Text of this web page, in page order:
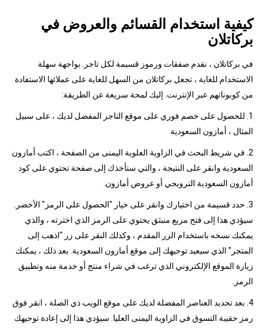
كيفية استخدام القسائم والعروض في
بركاتلان
في بركاتلان ، نقدم صفقات ورموز قسيمة لكل تاجر. بواجهة سهلة
الاستخدام للغاية ، تجعل بركاتلان من السهل للغاية على عملائها الاستفادة
من كوبوناتهم عبر الإنترنت. إليك لمحة سريعة عن الطريقة:
1. للحصول على خصم فوري على موقع التاجر المفضل لديك ، على سبيل
المثال ، أمازون السعودية
2. في شريط البحث في الزاوية العلوية اليمنى من الصفحة ، اكتب أمازون
السعودية وانقر على النتيجة ، والتي ستأخذك إلى صفحة تحتوي على كود
أمازون السعودية الترويجي أو عروض أمازون.
3. حدد قسيمة من اختيارك وانقر على خيار "الحصول على الرمز" الأخضر.
سيؤدي هذا إلى فتح مربع منبثق يحتوي على الرمز الذي اخترته ، والذي
يمكنك نسخه باستخدام الزر المقدم ، وكذلك النقر على زر "اذهب إلى
المتجر" الذي سيعيد توجيهك إلى موقع أمازون السعودية. بعد ذلك ، يمكنك
زيارة الموقع الإلكتروني الذي ترغب في شراء منتج أو خدمة منه وتطبيق
الرمز.
4. بعد تحديد العناصر المفضلة لديك على موقع الويب ذي الصلة ، انقر فوق
رمز حقيبة التسوق في الزاوية اليمنى العليا. سيؤدي هذا إلى إعادة توجيهك